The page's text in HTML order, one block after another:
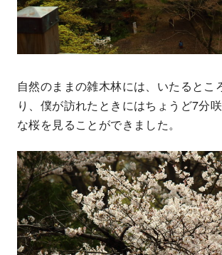
自然のままの雑木林には、いたるとこ
り、僕が訪れたときにはちょうど7分
な桜を見ることができました。